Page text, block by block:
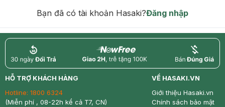
Bạn đã có tài khoản Hasaki?Đăng nhập
return nowfree price
HỖ TRỢ KHÁCH HÀNG
Hotline: 1800 6324
(Miễn phí , 08-22h kể cả T7, CN)
VỀ HASAKI.VN
Giới thiệu Hasaki.vn
Chính sách bảo mật